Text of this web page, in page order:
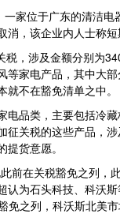
家位于广东的清洁电
，该企业内人士称
涉及金额分别为
等家电产品，其中大
不在豁免清单之中。
品类，主要包括冷藏
征关税的这些产品，
货意愿。
在关税豁免之列，
认为石头科技、科沃
之列，科沃斯北美